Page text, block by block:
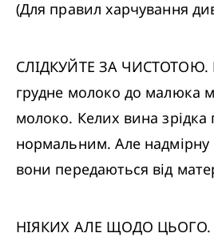
(Для правил харчування
СЛІДКУЙТЕ ЗА ЧИСТОТОЮ.
грудне молоко до малюка
молоко. Келих вина
нормальним. Але надмірну
вони передаються від
НІЯКИХ АЛЕ ЩОДО ЦЬОГО.